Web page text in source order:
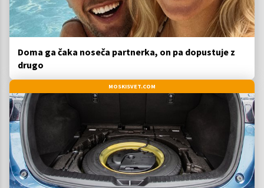
Doma ga čaka noseča partnerka, on pa dopustuje z
drugo
MOSKISVET.COM